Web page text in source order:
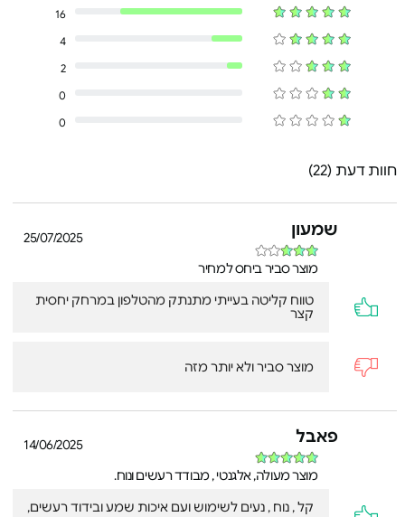
שיחות חדות וצלולות
בידיים, ופועל טוב לא פחות עבור הצטרפות לשיעור מקוון או
לפגישת עבודה.
לנוחות מלאה, ניתן לשייך את אוזניות Bluetooth®‎ אלה לשני
התקני Bluetooth בו-זמנית, כך שכשמתקבלת שיחה,
האוזניות מזהות את המכשיר שמצלצל ומתחברות אליו
16
4
2
0
0
חוות דעת (22)
שמעון
מוצר סביר ביחס למחיר
25/07/2025
טווח קליטה בעייתי מתנתק מהטלפון במרחק יחסית
קצר
מוצר סביר ולא יותר מזה
פאבל
מוצר מעולה, אלגנטי , מבודד רעשים ונוח.
14/06/2025
קל , נוח , נעים לשימוש ועם איכות שמע ובידוד רעשים,